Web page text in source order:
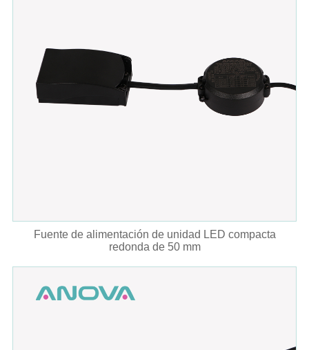
Fuente de alimentación de unidad LED compacta
redonda de 50 mm